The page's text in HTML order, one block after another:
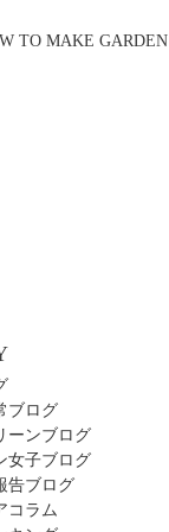
TO MAKE GARDEN
ブログ
ーンブログ
女子ブログ
告ブログ
コラム